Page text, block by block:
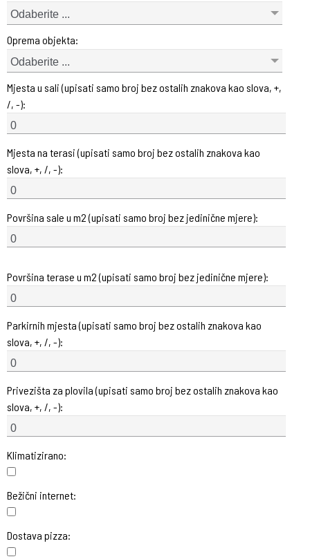
Odaberite ...
Oprema objekta:
Odaberite ...
Mjesta u sali (upisati samo broj bez ostalih znakova kao slova, +,
/, -):
Mjesta na terasi (upisati samo broj bez ostalih znakova kao
slova, +, /, -):
Površina sale u m2 (upisati samo broj bez jedinične mjere):
Površina terase u m2 (upisati samo broj bez jedinične mjere):
Parkirnih mjesta (upisati samo broj bez ostalih znakova kao
slova, +, /, -):
Privezišta za plovila (upisati samo broj bez ostalih znakova kao
slova, +, /, -):
Klimatizirano:
Bežični internet:
Dostava pizza: